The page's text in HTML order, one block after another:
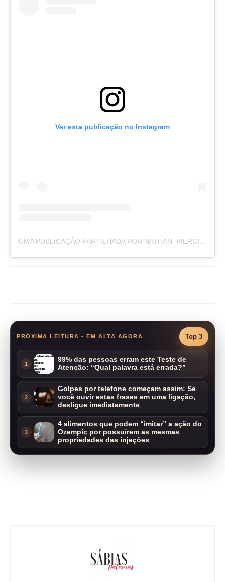
Ver esta publicação no Instagram
UMA PUBLICAÇÃO PARTILHADA POR NATHAN_PIERCING_BALI (@NATHAN_PIERCING_BALI)
PRÓXIMA LEITURA - EM ALTA AGORA Top 3
1
99% das pessoas erram este Teste de
Atenção: “Qual palavra está errada?”
2
Golpes por telefone começam assim: Se
você ouvir estas frases em uma ligação,
desligue imediatamente
3
4 alimentos que podem “imitar” a ação do
Ozempic por possuírem as mesmas
propriedades das injeções